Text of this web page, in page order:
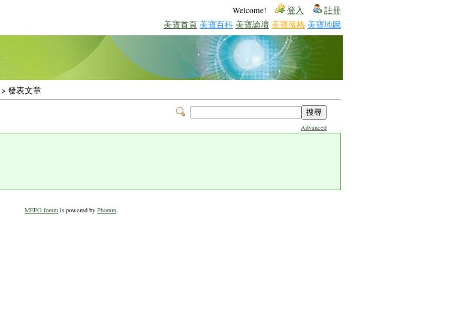
Welcome! 登入 註冊
美寶首頁 美寶百科 美寶論壇 美寶落格 美寶地圖
> 發表文章
Advanced
MEPO forum is powered by Phorum.